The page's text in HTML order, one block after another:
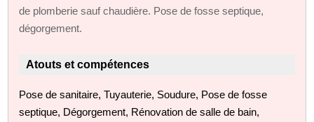
de plomberie sauf chaudière. Pose de fosse septique,
dégorgement.
Atouts et compétences
Pose de sanitaire, Tuyauterie, Soudure, Pose de fosse
septique, Dégorgement, Rénovation de salle de bain,